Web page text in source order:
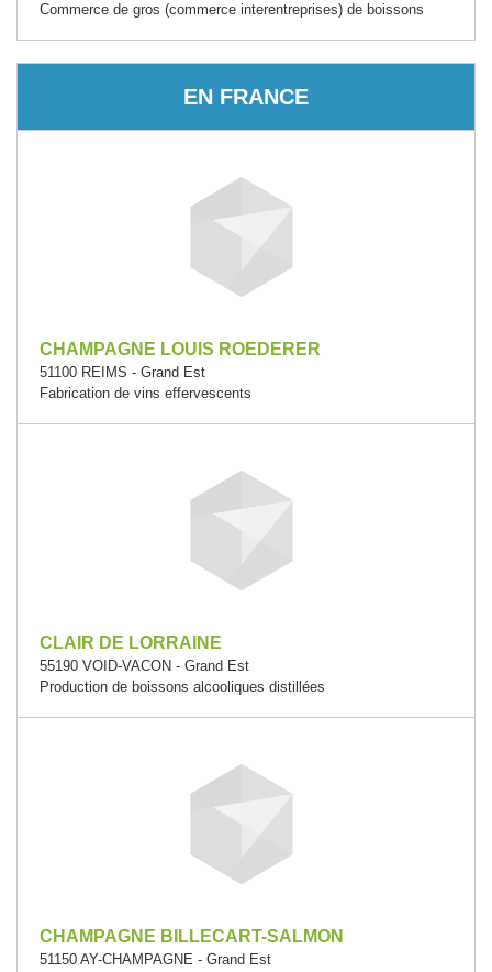
Commerce de gros (commerce interentreprises) de boissons
EN FRANCE
CHAMPAGNE LOUIS ROEDERER
51100 REIMS - Grand Est
Fabrication de vins effervescents
CLAIR DE LORRAINE
55190 VOID-VACON - Grand Est
Production de boissons alcooliques distillées
CHAMPAGNE BILLECART-SALMON
51150 AY-CHAMPAGNE - Grand Est